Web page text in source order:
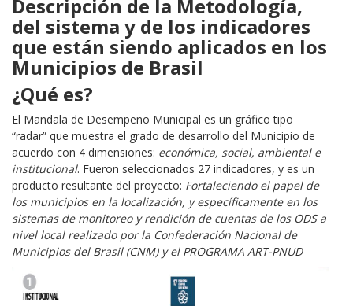
Descripción de la Metodología,
del sistema y de los indicadores
que están siendo aplicados en los
Municipios de Brasil
¿Qué es?
El Mandala de Desempeño Municipal es un gráfico tipo
“radar” que muestra el grado de desarrollo del Municipio de
acuerdo con 4 dimensiones: económica, social, ambiental e
institucional. Fueron seleccionados 27 indicadores, y es un
producto resultante del proyecto: Fortaleciendo el papel de
los municipios en la localización, y específicamente en los
sistemas de monitoreo y rendición de cuentas de los ODS a
nivel local realizado por la Confederación Nacional de
Municipios del Brasil (CNM) y el PROGRAMA ART-PNUD